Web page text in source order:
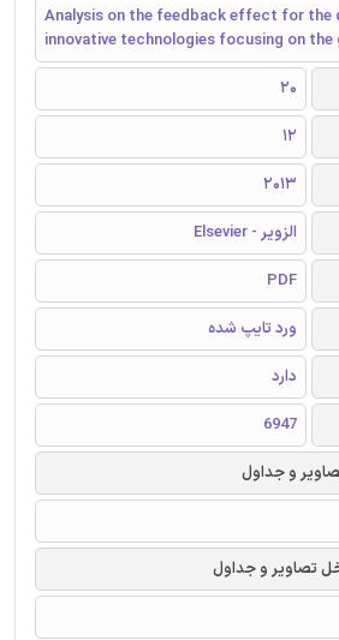
Analysis on the feedback effect for
innovative technologies focusing on the
20
12
2013
الزویر - Elsevier
PDF
ورد تایپ شده
دارد
6947
و جداول
تصاویر و جداول